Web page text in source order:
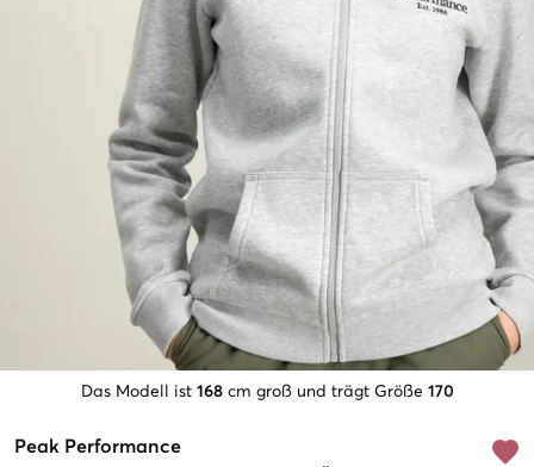
Das Modell ist 168 cm groß und trägt Größe 170
Peak Performance